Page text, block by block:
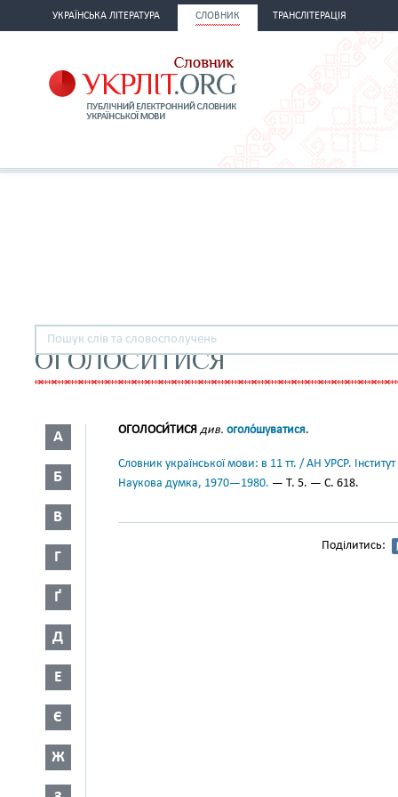
УКРАЇНСЬКА ЛІТЕРАТУРА СЛОВНИК ТРАНСЛІТЕРАЦІЯ
ОГОЛОСИТИСЯ
А
Б
В
Г
Ґ
Д
Е
Є
Ж
ОГОЛОСИ́ТИСЯ див. оголо́шуватися.
Словник української мови: в 11 тт. / АН УРСР.
Наукова думка, 1970—1980. — Т. 5. — С. 618.
Поділитись: